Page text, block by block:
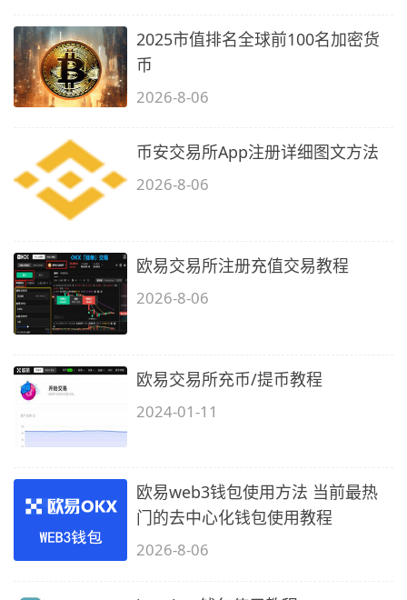
2025市值排名全球前100名加密货
币
2026-8-06
币安交易所App注册详细图文方法
2026-8-06
欧易交易所注册充值交易教程
2026-8-06
欧易交易所充币/提币教程
2024-01-11
欧易web3钱包使用方法 当前最热
门的去中心化钱包使用教程
2026-8-06